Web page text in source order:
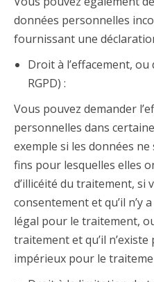
données personnelles
fournissant une
Droit à l’effacement,
RGPD) :
Vous pouvez demander
personnelles dans
exemple si les données
fins pour lesquelles elles
d’illicéité du traitement, si
consentement et qu’il n’y
légal pour le traitement,
traitement et qu’il
impérieux pour le